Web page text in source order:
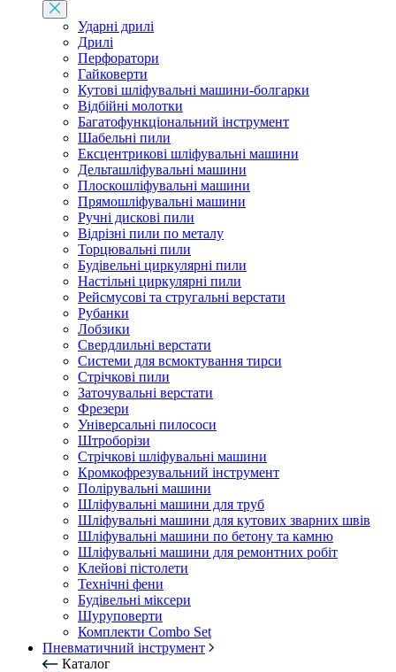
Ударні дрилі
Дрилі
Перфоратори
Гайковерти
Кутові шліфувальні машини-болгарки
Відбійні молотки
Багатофункціональний інструмент
Шабельні пили
Ексцентрикові шліфувальні машини
Дельташліфувальні машини
Плоскошліфувальні машини
Прямошліфувальні машини
Ручні дискові пили
Відрізні пили по металу
Торцювальні пили
Будівельні циркулярні пили
Настільні циркулярні пили
Рейсмусові та стругальні верстати
Рубанки
Лобзики
Свердлильні верстати
Системи для всмоктування тирси
Стрічкові пили
Заточувальні верстати
Фрезери
Універсальні пилососи
Штроборізи
Стрічкові шліфувальні машини
Кромкофрезувальний інструмент
Полірувальні машини
Шліфувальні машини для труб
Шліфувальні машини для кутових зварних швів
Шліфувальні машини по бетону та камню
Шліфувальні машини для ремонтних робіт
Клейові пістолети
Технічні фени
Будівельні міксери
Шуруповерти
Комплекти Combo Set
Пневматичний інструмент
Каталог